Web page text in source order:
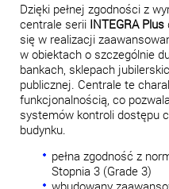
Dzięki pełnej zgodności z
centrale serii INTEGRA Plus
się w realizacji
w obiektach o szczególnie
bankach, sklepach
publicznej. Centrale te
funkcjonalnością, co
systemów kontroli dostępu
budynku.
pełna zgodność z
Stopnia 3 (Grade 3)